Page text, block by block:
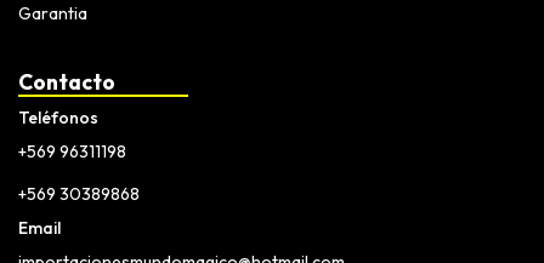
Garantia
Contacto
Teléfonos
+569 96311198
+569 30389868
Email